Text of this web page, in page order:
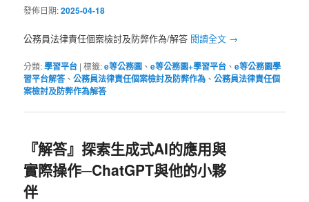
發佈日期:2025-04-18
公務員法律責任個案檢討及防弊作為/解答 閱讀全文 →
分類:學習平台 |標籤:e等公務園 、e等公務園+學習平台 、e等公務園學
習平台解答、公務員法律責任個案檢討及防弊作為 、公務員法律責任個
案檢討及防弊作為解答
『解答』探索生成式AI的應用與
實際操作─ChatGPT與他的小夥
伴